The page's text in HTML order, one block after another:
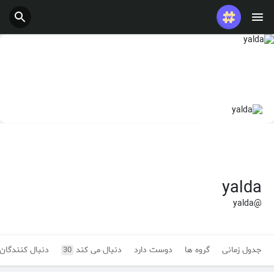
yalda
@yalda
جدول زمانی گروه ها دوست دارد دنبال می کند 30 دنبال